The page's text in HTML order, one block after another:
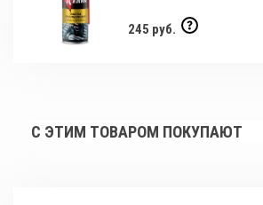
245 руб.
С ЭТИМ ТОВАРОМ ПОКУПАЮТ